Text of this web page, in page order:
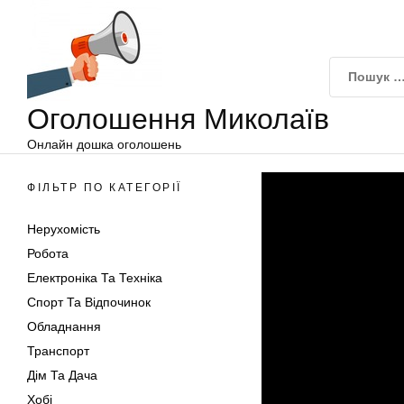
Оголошення Миколаїв
Онлайн дошка оголошень
ФІЛЬТР ПО КАТЕГОРІЇ
Нерухомість
Робота
Електроніка Та Техніка
Спорт Та Відпочинок
Обладнання
Транспорт
Дім Та Дача
Хобі